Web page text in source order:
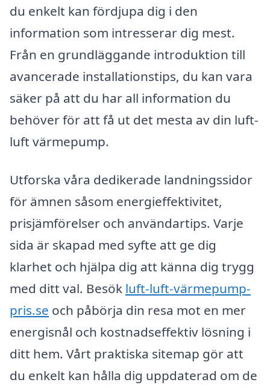
du enkelt kan fördjupa dig i den
information som intresserar dig mest.
Från en grundläggande introduktion till
avancerade installationstips, du kan vara
säker på att du har all information du
behöver för att få ut det mesta av din luft-
luft värmepump.
Utforska våra dedikerade landningssidor
för ämnen såsom energieffektivitet,
prisjämförelser och användartips. Varje
sida är skapad med syfte att ge dig
klarhet och hjälpa dig att känna dig trygg
med ditt val. Besök luft-luft-värmepump-
pris.se och påbörja din resa mot en mer
energisnål och kostnadseffektiv lösning i
ditt hem. Vårt praktiska sitemap gör att
du enkelt kan hålla dig uppdaterad om de